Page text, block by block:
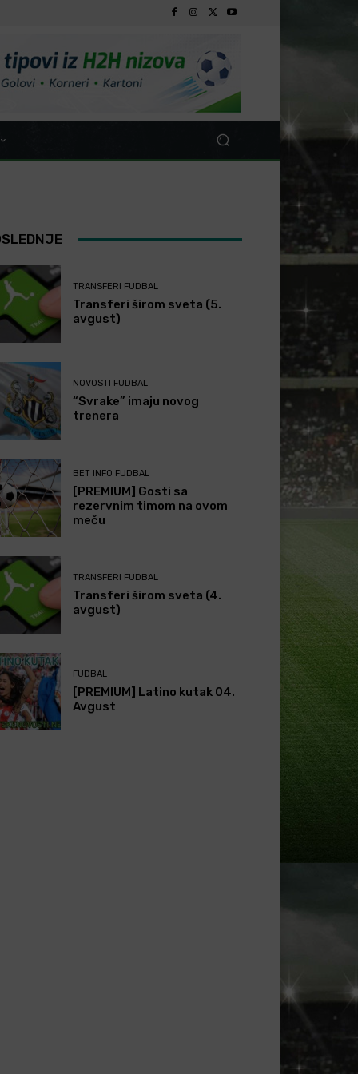
TRANSFERI FUDBAL
Transferi širom sveta (5.
avgust)
NOVOSTI FUDBAL
“Svrake” imaju novog
trenera
BET INFO FUDBAL
[PREMIUM] Gosti sa
rezervnim timom na ovom
meču
TRANSFERI FUDBAL
Transferi širom sveta (4.
avgust)
FUDBAL
[PREMIUM] Latino kutak 04.
Avgust